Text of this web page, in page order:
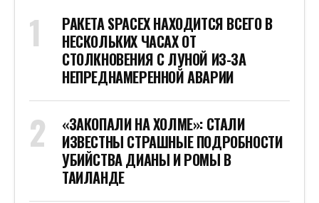
РАКЕТА SPACEX НАХОДИТСЯ ВСЕГО В
НЕСКОЛЬКИХ ЧАСАХ ОТ
СТОЛКНОВЕНИЯ С ЛУНОЙ ИЗ-ЗА
НЕПРЕДНАМЕРЕННОЙ АВАРИИ
«ЗАКОПАЛИ НА ХОЛМЕ»: СТАЛИ
ИЗВЕСТНЫ СТРАШНЫЕ ПОДРОБНОСТИ
УБИЙСТВА ДИАНЫ И РОМЫ В
ТАИЛАНДЕ